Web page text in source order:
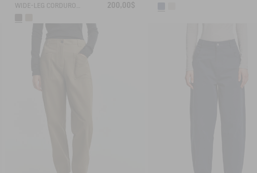
200,00$